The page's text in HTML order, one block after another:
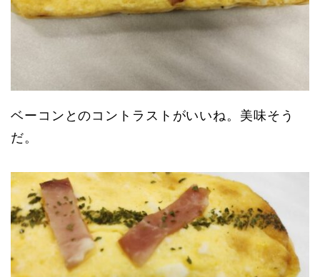
ベーコンとのコントラストがいいね。美味そう
だ。